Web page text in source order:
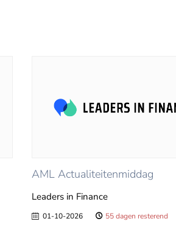
AML Actualiteitenmiddag
Leaders in Finance
01-10-2026 55 dagen resterend